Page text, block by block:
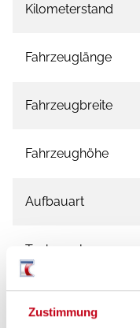
Zustimmung
Kilometerstand
Fahrzeuglänge
Fahrzeugbreite
Fahrzeughöhe
Aufbauart
Techn. zul.
Gesamtgewicht
Kraftstoff